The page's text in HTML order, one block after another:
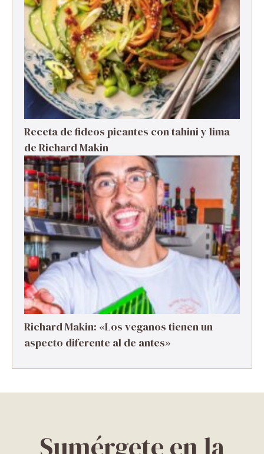
Receta de fideos picantes con tahini y lima
de Richard Makin
Richard Makin: «Los veganos tienen un
aspecto diferente al de antes»
Sumérgete en la